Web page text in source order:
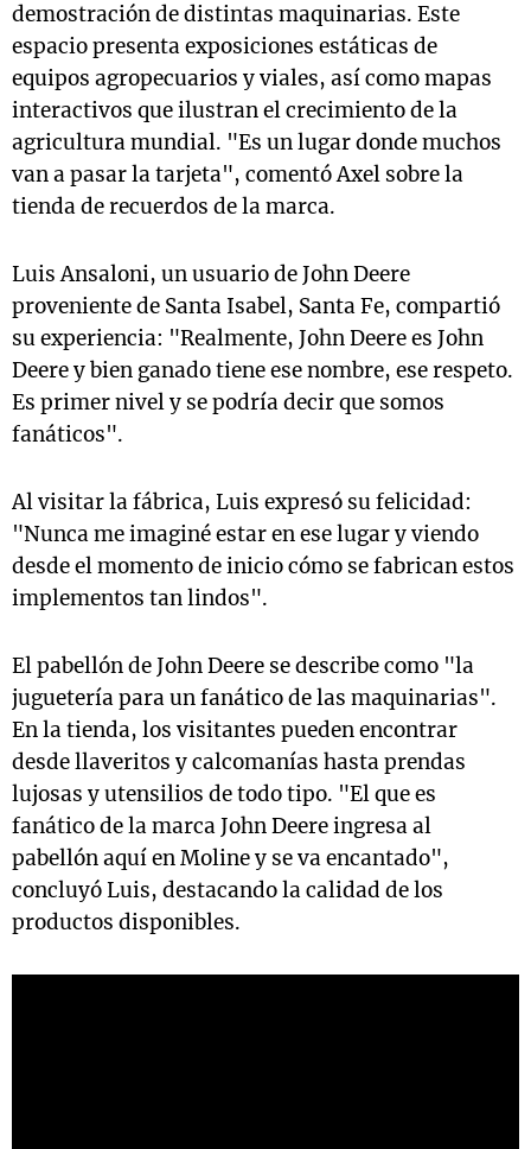
demostración de distintas maquinarias. Este
espacio presenta exposiciones estáticas de
equipos agropecuarios y viales, así como mapas
interactivos que ilustran el crecimiento de la
agricultura mundial. "Es un lugar donde muchos
van a pasar la tarjeta", comentó Axel sobre la
tienda de recuerdos de la marca.
Luis Ansaloni, un usuario de John Deere
proveniente de Santa Isabel, Santa Fe, compartió
su experiencia: "Realmente, John Deere es John
Deere y bien ganado tiene ese nombre, ese respeto.
Es primer nivel y se podría decir que somos
fanáticos".
Al visitar la fábrica, Luis expresó su felicidad:
"Nunca me imaginé estar en ese lugar y viendo
desde el momento de inicio cómo se fabrican estos
implementos tan lindos".
El pabellón de John Deere se describe como "la
juguetería para un fanático de las maquinarias".
En la tienda, los visitantes pueden encontrar
desde llaveritos y calcomanías hasta prendas
lujosas y utensilios de todo tipo. "El que es
fanático de la marca John Deere ingresa al
pabellón aquí en Moline y se va encantado",
concluyó Luis, destacando la calidad de los
productos disponibles.